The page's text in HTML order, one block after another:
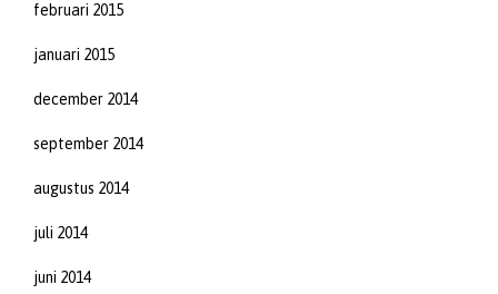
februari 2015
januari 2015
december 2014
september 2014
augustus 2014
juli 2014
juni 2014